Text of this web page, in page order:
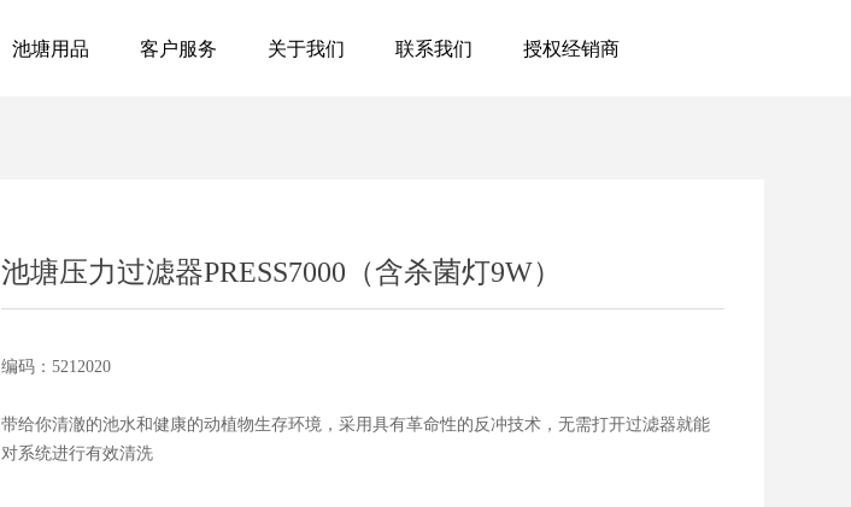
池塘用品 客户服务 关于我们 联系我们 授权经销商
池塘压力过滤器PRESS7000（含杀菌灯9W）
编码：5212020
带给你清澈的池水和健康的动植物生存环境，采用具有革命性的反冲技术，无需打开过滤器就能
对系统进行有效清洗